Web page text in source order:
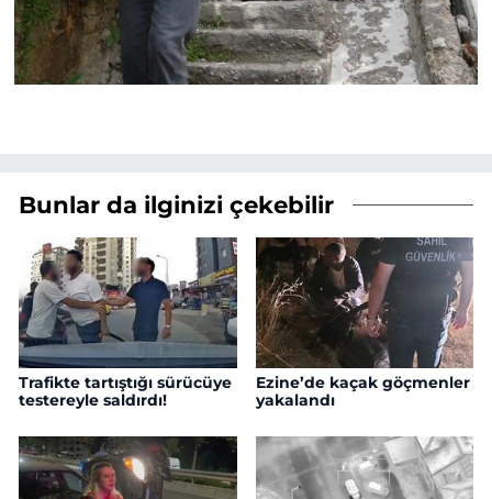
Bunlar da ilginizi çekebilir
Trafikte tartıştığı sürücüye
testereyle saldırdı!
Ezine’de kaçak göçmenler
yakalandı